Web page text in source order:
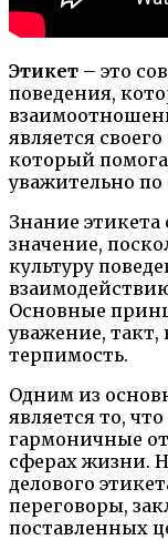
Этикет – это
поведения,
является
который
уважительно
Знание этикета
значение,
культуру
Основные
уважение, такт,
терпимость.
Одним из
является то,
гармоничные
сферах жизни.
делового
переговоры,
поставленных